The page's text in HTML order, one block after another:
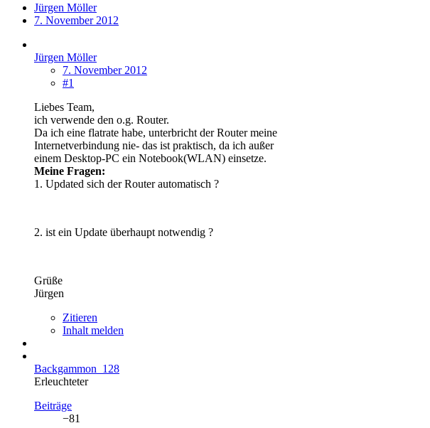
Jürgen Möller
7. November 2012
Jürgen Möller
7. November 2012
#1
Liebes Team,
ich verwende den o.g. Router.
Da ich eine flatrate habe, unterbricht der Router meine
Internetverbindung nie- das ist praktisch, da ich außer
einem Desktop-PC ein Notebook(WLAN) einsetze.
Meine Fragen:
1. Updated sich der Router automatisch ?
2. ist ein Update überhaupt notwendig ?
Grüße
Jürgen
Zitieren
Inhalt melden
Backgammon_128
Erleuchteter
Beiträge
−81